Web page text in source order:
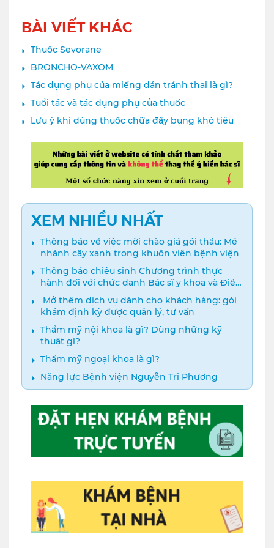
BÀI VIẾT KHÁC
Thuốc Sevorane
BRONCHO-VAXOM
Tác dụng phụ của miếng dán tránh thai là gì?
Tuổi tác và tác dụng phụ của thuốc
Lưu ý khi dùng thuốc chữa đầy bụng khó tiêu
XEM NHIỀU NHẤT
Thông báo về việc mời chào giá gói thầu: Mé
nhánh cây xanh trong khuôn viên bệnh viện
Thông báo chiêu sinh Chương trình thực
hành đối với chức danh Bác sĩ y khoa và Điều
dưỡng năm 2024
️ Mở thêm dịch vụ dành cho khách hàng: gói
khám định kỳ được quản lý, tư vấn
Thẩm mỹ nội khoa là gì? Dùng những kỹ
thuật gì?
Thẩm mỹ ngoại khoa là gì?
Năng lực Bệnh viện Nguyễn Tri Phương